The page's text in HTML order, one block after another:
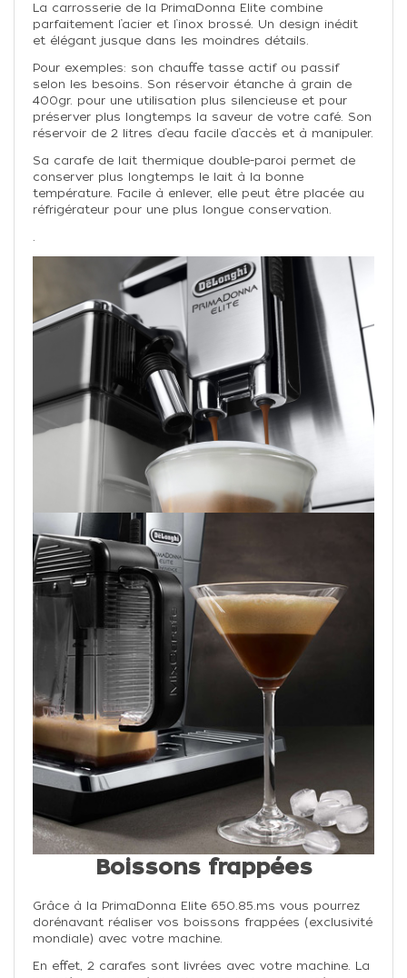
La carrosserie de la PrimaDonna Elite combine
parfaitement l’acier et l’inox brossé. Un design inédit
et élégant jusque dans les moindres détails.
Pour exemples: son chauffe tasse actif ou passif
selon les besoins. Son réservoir étanche à grain de
400gr. pour une utilisation plus silencieuse et pour
préserver plus longtemps la saveur de votre café. Son
réservoir de 2 litres d’eau facile d’accès et à manipuler.
Sa carafe de lait thermique double-paroi permet de
conserver plus longtemps le lait à la bonne
température. Facile à enlever, elle peut être placée au
réfrigérateur pour une plus longue conservation.
.
Boissons frappées
Grâce à la PrimaDonna Elite 650.85.ms vous pourrez
dorénavant réaliser vos boissons frappées (exclusivité
mondiale) avec votre machine.
En effet, 2 carafes sont livrées avec votre machine. La